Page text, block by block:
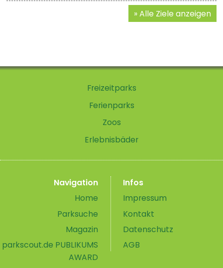
Alle Ziele anzeigen
Freizeitparks
Ferienparks
Zoos
Erlebnisbäder
Navigation
Home
Parksuche
Magazin
parkscout.de PUBLIKUMS
AWARD
Infos
Impressum
Kontakt
Datenschutz
AGB